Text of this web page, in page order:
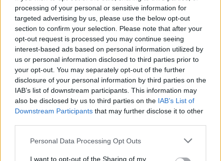
processing of your personal or sensitive information for
targeted advertising by us, please use the below opt-out
section to confirm your selection. Please note that after your
opt-out request is processed you may continue seeing
interest-based ads based on personal information utilized by
us or personal information disclosed to third parties prior to
your opt-out. You may separately opt-out of the further
disclosure of your personal information by third parties on the
IAB’s list of downstream participants. This information may
also be disclosed by us to third parties on the IAB’s List of
Downstream Participants that may further disclose it to other
Personal Data Processing Opt Outs
I want to opt-out of the Sharing of my
vízvezeték építése